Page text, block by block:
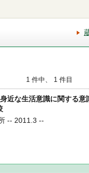
1 件中、 1 件目
近な生活意識に関する意
-- 2011.3 --